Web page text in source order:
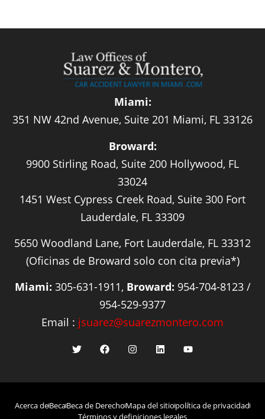
Miami:
351 NW 42nd Avenue, Suite 201 Miami, FL 33126
Broward:
9900 Stirling Road, Suite 200 Hollywood, FL
33024
1451 West Cypress Creek Road, Suite 300 Fort
Lauderdale, FL 33309
5650 Woodland Lane, Fort Lauderdale, FL 33312
(Oficinas de Broward solo con cita previa*)
Miami: 305-631-1911, Broward: 954-704-8123 /
954-529-9377
Email : jsuarez@suarezmontero.com
Acerca deBecaBeca de DerechoMapa del sitiopolítica de privacidad
Términos y definiciones legales